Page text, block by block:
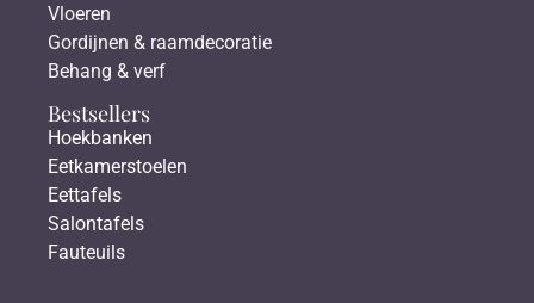
Vloeren
Gordijnen & raamdecoratie
Behang & verf
Bestsellers
Hoekbanken
Eetkamerstoelen
Eettafels
Salontafels
Fauteuils